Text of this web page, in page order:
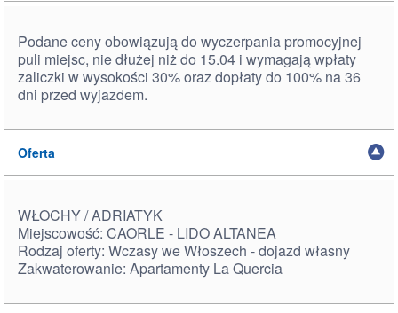
Podane ceny obowiązują do wyczerpania promocyjnej
puli miejsc, nie dłużej niż do 15.04 i wymagają wpłaty
zaliczki w wysokości 30% oraz dopłaty do 100% na 36
dni przed wyjazdem.
Oferta
WŁOCHY / ADRIATYK
Miejscowość: CAORLE - LIDO ALTANEA
Rodzaj oferty: Wczasy we Włoszech - dojazd własny
Zakwaterowanie: Apartamenty La Quercia